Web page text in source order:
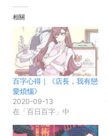
相關
百字心得｜《店長，我有戀
愛煩惱》
2020-09-13
在「百日百字」中